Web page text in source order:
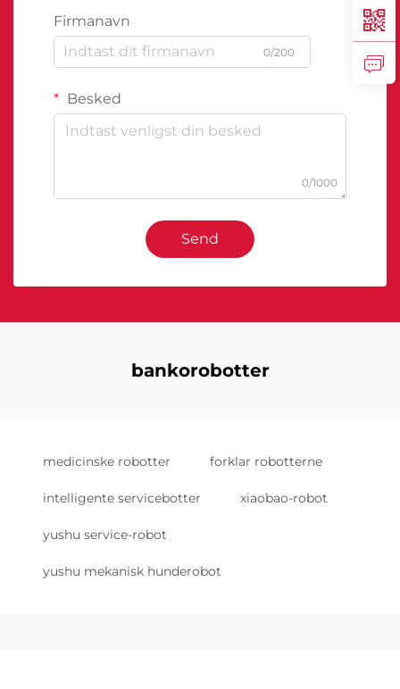
Firmanavn
0/200
Besked
0/1000
Send
bankorobotter
medicinske robotter forklar robotterne
intelligente servicebotter xiaobao-robot
yushu service-robot
yushu mekanisk hunderobot